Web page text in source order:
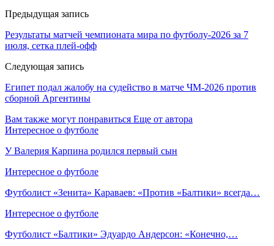
Предыдущая запись
Результаты матчей чемпионата мира по футболу‑2026 за 7
июля, сетка плей‑офф
Следующая запись
Египет подал жалобу на судейство в матче ЧМ‑2026 против
сборной Аргентины
Вам также могут понравиться Еще от автора
Интересное о футболе
У Валерия Карпина родился первый сын
Интересное о футболе
Футболист «Зенита» Караваев: «Против «Балтики» всегда…
Интересное о футболе
Футболист «Балтики» Эдуардо Андерсон: «Конечно,…